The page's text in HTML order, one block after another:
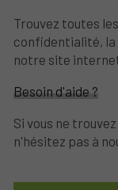
Trouvez toutes
confidentialité, la
notre site
Besoin d'aide ?
Si vous ne
n'hésitez pas à